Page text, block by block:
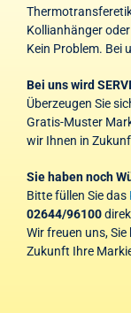
Kollianhänger
Kein Problem. Bei
Bei uns wird
Überzeugen Sie
Gratis-Muster
wir Ihnen in
Sie haben noch
Bitte füllen Sie das
02644/96100
Wir freuen uns,
Zukunft Ihre